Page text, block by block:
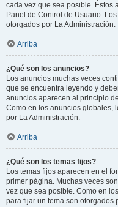
cada vez que sea posible. Éstos
Panel de Control de Usuario.
otorgados por La Administración.
Arriba
¿Qué son los anuncios?
Los anuncios muchas veces
que se encuentra leyendo y
anuncios aparecen al principio
Como en los anuncios globales,
por La Administración.
Arriba
¿Qué son los temas fijos?
Los temas fijos aparecen en el
primer página. Muchas veces
vez que sea posible. Como en
para fijar un tema son otorgados